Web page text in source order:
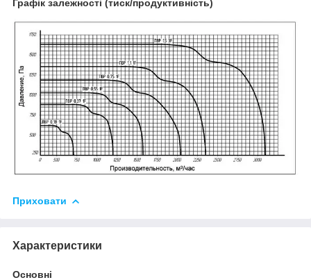
Графік залежності (тиск/продуктивність)
Приховати
Характеристики
Основні